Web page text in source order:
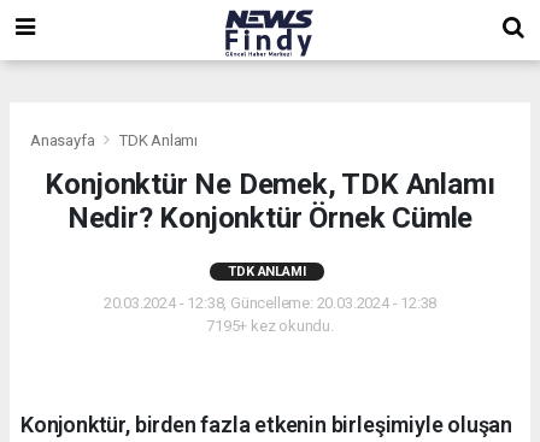
Anasayfa TDK Anlamı
Konjonktür Ne Demek, TDK Anlamı
Nedir? Konjonktür Örnek Cümle
TDK ANLAMI
20.03.2024 - 12:38, Güncelleme: 20.03.2024 - 12:38
7195+ kez okundu.
Konjonktür, birden fazla etkenin birleşimiyle oluşan